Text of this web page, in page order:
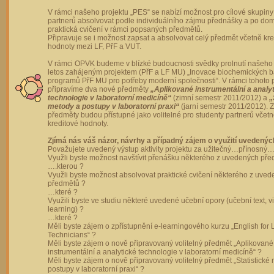
V rámci našeho projektu „PES“ se nabízí možnost pro cílové
partnerů absolvovat podle individuálního zájmu přednášky a po
praktická cvičení v rámci popsaných předmětů.
Připravuje se i možnost zapsat a absolvovat celý předmět včetně
hodnoty mezi LF, PřF a VUT.
V rámci OPVK budeme v blízké budoucnosti svědky prolnutí
letos zahájeným projektem (PřF a LF MU) „Inovace biochemických
programů PřF MU pro potřeby moderní společnosti“. V rámci tohoto
připravíme dva nové předměty „Aplikované instrumentální a
technologie v laboratorní medicíně“ (zimní semestr 2011/2012) a
metody a postupy v laboratorní praxi“ (jarní semestr 2011/2012).
předměty budou přístupné jako volitelné pro studenty partnerů
kreditové hodnoty.
Zjímá nás váš názor, návrhy a případný zájem o využití
Považujete uvedený výstup aktivity projektu za
Využli byste možnost navštívit přenášku některého z uvedených
….kterou ?
Využli byste možnost absolvovat praktické cvičení některého z
předmětů ?
…které ?
Využili byste ve studiu některé uvedené učební opory (učební text,
learning) ?
…které ?
Měli byste zájem o zpřístupnění e-learningového kurzu „English for
Technicians“ ?
Měli byste zájem o nově připravovaný volitelný předmět „Aplikované
instrumentální a analytické technologie v laboratorní medicíně“ ?
Měli byste zájem o nově připravovaný volitelný předmět „Statistické
postupy v laboratorní praxi“ ?